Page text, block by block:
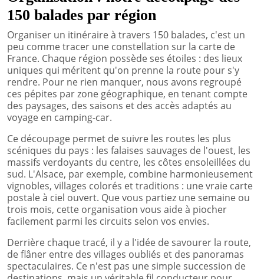
150 balades par région
Organiser un itinéraire à travers 150 balades, c'est un
peu comme tracer une constellation sur la carte de
France. Chaque région possède ses étoiles : des lieux
uniques qui méritent qu'on prenne la route pour s'y
rendre. Pour ne rien manquer, nous avons regroupé
ces pépites par zone géographique, en tenant compte
des paysages, des saisons et des accès adaptés au
voyage en camping-car.
Ce découpage permet de suivre les routes les plus
scéniques du pays : les falaises sauvages de l'ouest, les
massifs verdoyants du centre, les côtes ensoleillées du
sud. L'Alsace, par exemple, combine harmonieusement
vignobles, villages colorés et traditions : une vraie carte
postale à ciel ouvert. Que vous partiez une semaine ou
trois mois, cette organisation vous aide à piocher
facilement parmi les circuits selon vos envies.
Derrière chaque tracé, il y a l'idée de savourer la route,
de flâner entre des villages oubliés et des panoramas
spectaculaires. Ce n'est pas une simple succession de